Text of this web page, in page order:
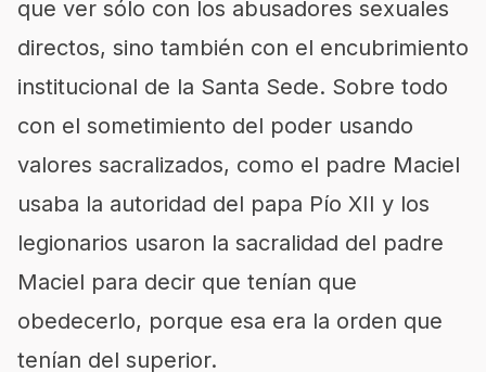
que ver sólo con los abusadores sexuales
directos, sino también con el encubrimiento
institucional de la Santa Sede. Sobre todo
con el sometimiento del poder usando
valores sacralizados, como el padre Maciel
usaba la autoridad del papa Pío XII y los
legionarios usaron la sacralidad del padre
Maciel para decir que tenían que
obedecerlo, porque esa era la orden que
tenían del superior.